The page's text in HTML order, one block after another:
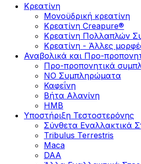
Κρεατίνη
Μονοϋδρική κρεατίνη
Κρεατίνη Creapure®
Κρεατίνη Πολλαπλών
Κρεατίνη - Άλλες
Αναβολικά και Προ-
Προ-προπονητικά
ΝΟ Συμπληρώματα
Καφεΐνη
Βήτα Αλανίνη
HMB
Υποστήριξη Τεστοστερόνης
Σύνθετα Εναλλακτικά
Tribulus Terrestris
Maca
DAA